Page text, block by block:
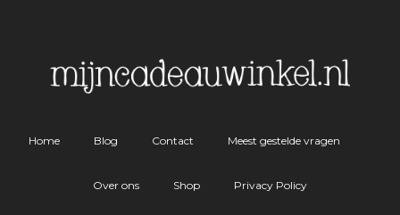
Home Blog Contact Meest gestelde vragen
Over ons Shop Privacy Policy